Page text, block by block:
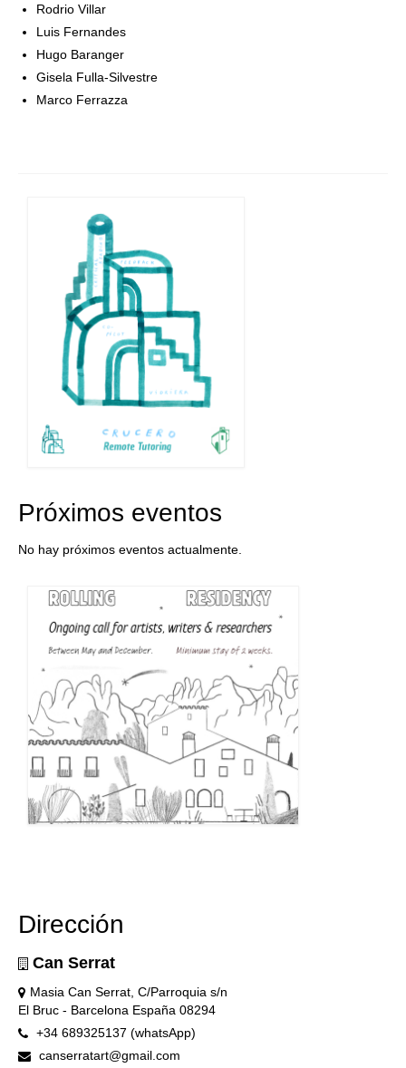
Rodrio Villar
Luis Fernandes
Hugo Baranger
Gisela Fulla-Silvestre
Marco Ferrazza
Próximos eventos
No hay próximos eventos actualmente.
Dirección
Can Serrat
Masia Can Serrat, C/Parroquia s/n
El Bruc - Barcelona España 08294
+34 689325137 (whatsApp)
canserratart@gmail.com